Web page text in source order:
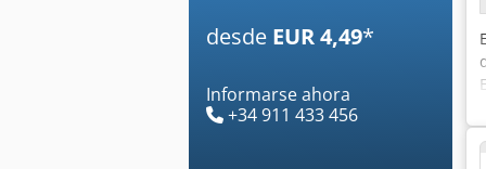
desde EUR 4,49*
Informarse ahora
+34 911 433 456